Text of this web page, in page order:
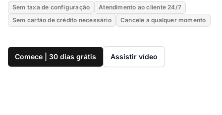
Sem taxa de configuração
Atendimento ao cliente 24/7
Sem cartão de crédito necessário
Cancele a qualquer momento
Comece | 30 dias grátis Assistir vídeo